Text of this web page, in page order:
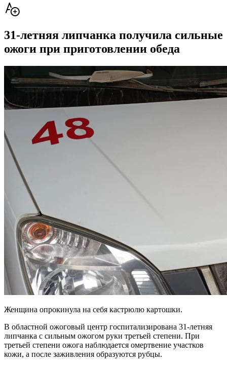
31-летняя липчанка получила сильные
ожоги при приготовлении обеда
Женщина опрокинула на себя кастрюлю картошки.
В областной ожоговый центр госпитализирована 31-летняя
липчанка с сильным ожогом руки третьей степени. При
третьей степени ожога наблюдается омертвение участков
кожи, а после заживления образуются рубцы.